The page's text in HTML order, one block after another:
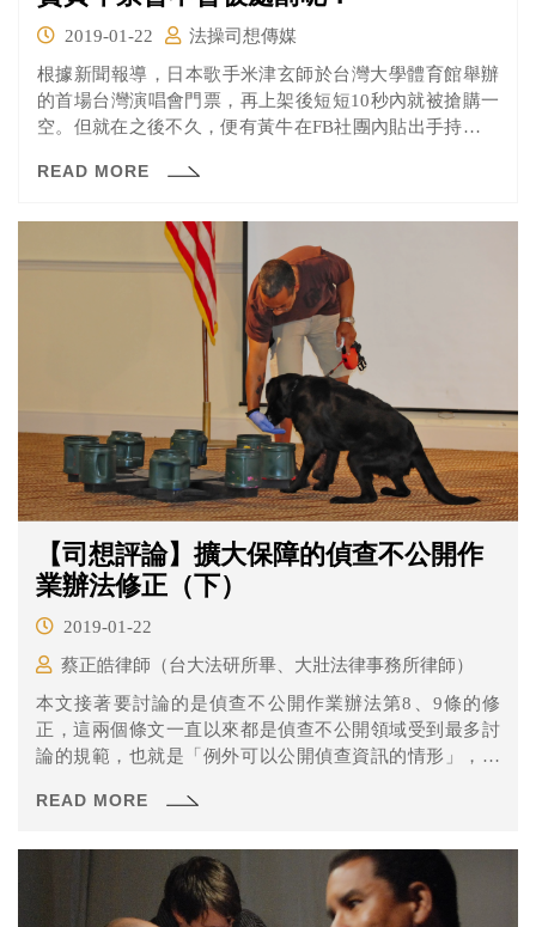
2019-01-22
法操司想傳媒
根據新聞報導，日本歌手米津玄師於台灣大學體育館舉辦
的首場台灣演唱會門票，再上架後短短10秒內就被搶購一
空。但就在之後不久，便有黃牛在FB社團內貼出手持整疊
望網友不要購買黃牛票，並請網友協助檢舉黃牛票，而被
於日後啟動相關退費作業。
READ MORE
【司想評論】擴大保障的偵查不公開作
業辦法修正（下）
2019-01-22
蔡正皓律師（台大法研所畢、大壯法律事務所律師）
本文接著要討論的是偵查不公開作業辦法第8、9條的修
正，這兩個條文一直以來都是偵查不公開領域受到最多討
論的規範，也就是「例外可以公開偵查資訊的情形」，以
READ MORE